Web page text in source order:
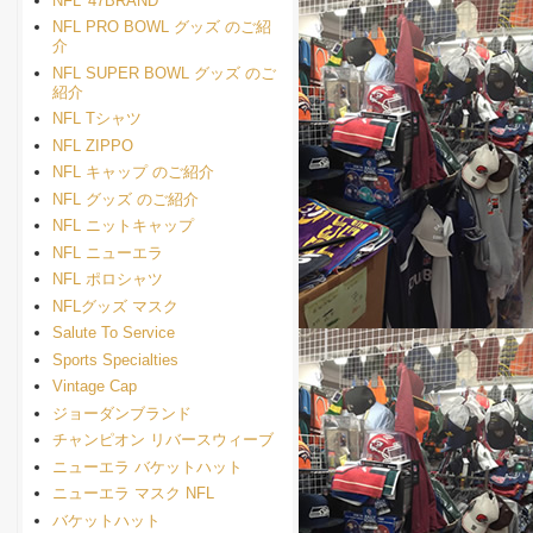
NFL PRO BOWL グッズ のご紹
介
NFL SUPER BOWL グッズ のご
紹介
NFL Tシャツ
NFL ZIPPO
NFL キャップ のご紹介
NFL グッズ のご紹介
NFL ニットキャップ
NFL ニューエラ
NFL ポロシャツ
NFLグッズ マスク
Salute To Service
Sports Specialties
Vintage Cap
ジョーダンブランド
チャンピオン リバースウィーブ
ニューエラ バケットハット
ニューエラ マスク NFL
バケットハット